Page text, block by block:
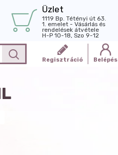
Üzlet
1119 Bp. Tétényi út 63.
1. emelet - Vásárlás és
rendelések átvétele
H-P 10-18, Szo 9-12
Regisztráció Belépés